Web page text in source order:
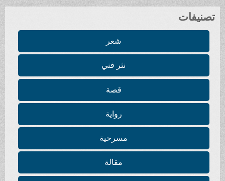
تصنيفات
شعر
نثر فني
قصة
رواية
مسرحية
مقالة